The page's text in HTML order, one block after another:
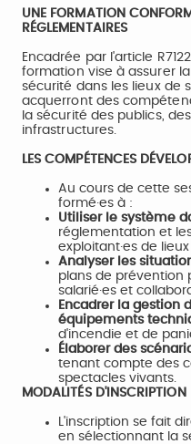
UNE FORMATION
RÉGLEMENTAIRES
Encadrée par l'article
formation vise à assurer
sécurité dans les lieux de
acquerront des
la sécurité des publics,
infrastructures.
LES COMPÉTENCES
Au cours de cette
formé·es à :
Utiliser le système
réglementation et
exploitant·es de
Analyser les
plans de prévention
salarié·es et
Encadrer la gestion
équipements
d'incendie et de
Élaborer des
tenant compte des
spectacles vivants.
MODALITÉS D'INSCRIPTION
L'inscription se fait
en sélectionnant la